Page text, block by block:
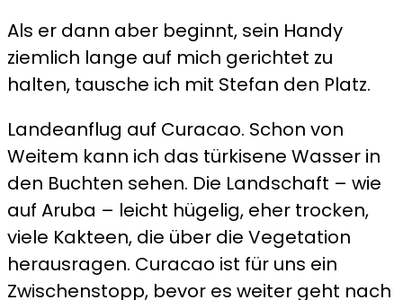
Als er dann aber beginnt, sein Handy
ziemlich lange auf mich gerichtet zu
halten, tausche ich mit Stefan den Platz.
Landeanflug auf Curacao. Schon von
Weitem kann ich das türkisene Wasser in
den Buchten sehen. Die Landschaft – wie
auf Aruba – leicht hügelig, eher trocken,
viele Kakteen, die über die Vegetation
herausragen. Curacao ist für uns ein
Zwischenstopp, bevor es weiter geht nach